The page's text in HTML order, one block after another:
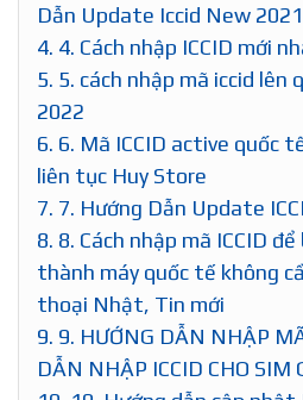
Dẫn Update Iccid New 2021
4. 4. Cách nhập ICCID mới
5. 5. cách nhập mã iccid lên
2022
6. 6. Mã ICCID active quốc
liên tục Huy Store
7. 7. Hướng Dẫn Update
8. 8. Cách nhập mã ICCID
thành máy quốc tế không
thoại Nhật, Tin mới
9. 9. HƯỚNG DẪN NHẬP
DẪN NHẬP ICCID CHO SIM